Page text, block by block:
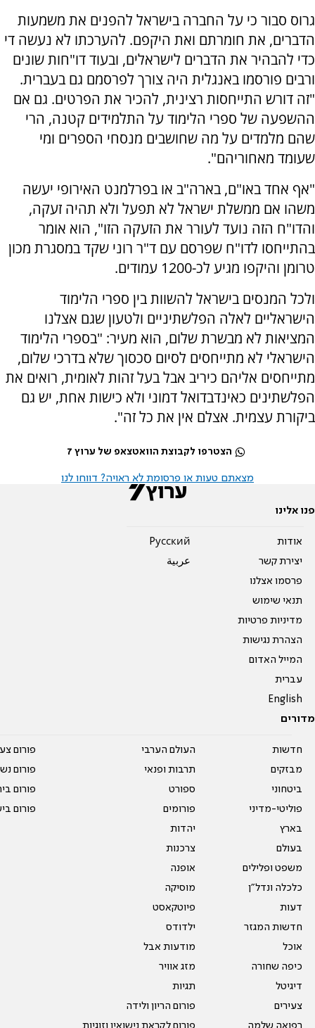
גרוס סבור כי על החברה בישראל להפנים את משמעות
הדברים, את חומרתם ואת היקפם. להערכתו לא נעשה די
כדי להבהיר את הדברים לישראלים, ובעוד דו"חות שונים
ורבים פורסמו באנגלית היה צורך לפרסמם גם בעברית.
"זה דורש התייחסות רצינית, להכיר את הפרטים. גם אם
ההשפעה של ספרי הלימוד על התלמידים קטנה, הרי
שהם מלמדים על מה שחושבים מנסחי הספרים ומי
שעומד מאחוריהם".
"אף אחד באו"ם, בארה"ב או בפרלמנט האירופי יעשה
משהו אם ממשלת ישראל לא תפעל ולא תהיה זעקה,
והדו"ח הזה נועד לעורר את הזעקה הזו", הוא אומר
בהתייחסו לדו"ח שפרסם עם ד"ר רוני שקד במסגרת מכון
טרומן והיקפו מגיע לכ-1200 עמודים.
ולכל המנסים בישראל להשוות בין ספרי הלימוד
הישראליים לאלה הפלשתיניים ולטעון שגם אצלנו
המציאות לא מבשרת שלום, הוא מעיר: "בספרי הלימוד
הישראלי לא מתייחסים לסיום סכסוך שלא בדרכי שלום,
מתייחסים אליהם כיריב אבל בעל זהות לאומית, רואים את
הפלשתינים כאינדבדואל דמוני ולא כישות אחת, יש גם
ביקורת עצמית. אצלם אין את כל זה".
הצטרפו לקבוצת הוואטצאפ של ערוץ 7
מצאתם טעות או פרסומת לא ראויה? דווחו לנו
פנו אלינו
אודות
יצירת קשר
פרסמו אצלנו
תנאי שימוש
מדיניות פרטיות
הצהרת נגישות
המייל האדום
עברית
English
Pусский
عربية
מדורים
חדשות
מבזקים
ביטחוני
פוליטי-מדיני
בארץ
בעולם
משפט ופלילים
כלכלה ונדל"ן
דעות
חדשות המגזר
אוכל
כיפה שחורה
דיגיטל
צעירים
העולם הערבי
תרבות ופנאי
ספורט
פורומים
יהדות
צרכנות
אופנה
מוסיקה
פיוטקאסט
ילדודס
מודעות אבל
מזג אוויר
תגיות
פורום הריון ולידה
פורום
פורום
פורום
פורום